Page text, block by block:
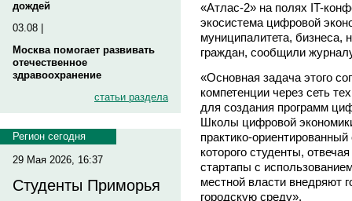
дождей
03.08 |
Москва помогает развивать
отечественное
здравоохранение
статьи раздела
Регион сегодня
29 Мая 2026, 16:37
Студенты Приморья
«Атлас-2» на полях IT-
экосистема цифровой
муниципалитета, бизнеса,
граждан, сообщили
«Основная задача этого
компетенции через сеть
для создания программ
Школы цифровой
практико-
которого студенты,
стартапы с
местной власти внедряют
городскую среду».